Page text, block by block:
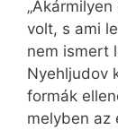
volt, s ami
nem ismert
Nyehljudov
formák
melyben az